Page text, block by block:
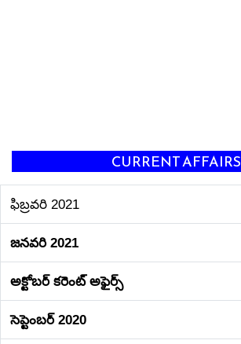
CURRENT AFFAIRS
ఫిబ్రవరి 2021
జనవరి 2021
అక్టోబర్ కరెంట్‌ అఫైర్స్‌
సెప్టెంబర్ 2020